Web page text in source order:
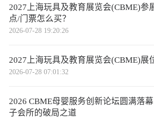
2027上海玩具及教育展览会(CBME)参
点/门票怎么买？
2026-07-28 19:20:26
2027上海玩具及教育展览会(CBME)展
2026-07-28 07:01:32
2026 CBME母婴服务创新论坛圆满落
子会所的破局之道